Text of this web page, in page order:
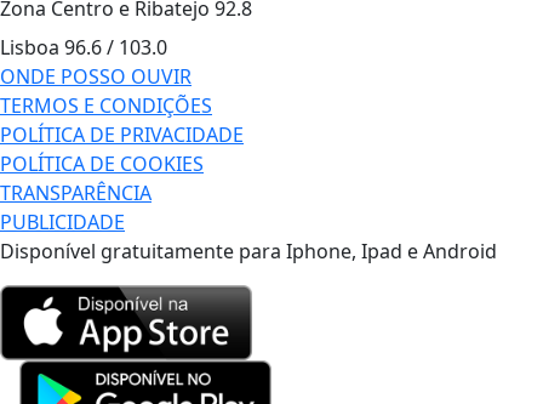
Zona Centro e Ribatejo 92.8
Lisboa 96.6 / 103.0
ONDE POSSO OUVIR
TERMOS E CONDIÇÕES
POLÍTICA DE PRIVACIDADE
POLÍTICA DE COOKIES
TRANSPARÊNCIA
PUBLICIDADE
Disponível gratuitamente para Iphone, Ipad e Android